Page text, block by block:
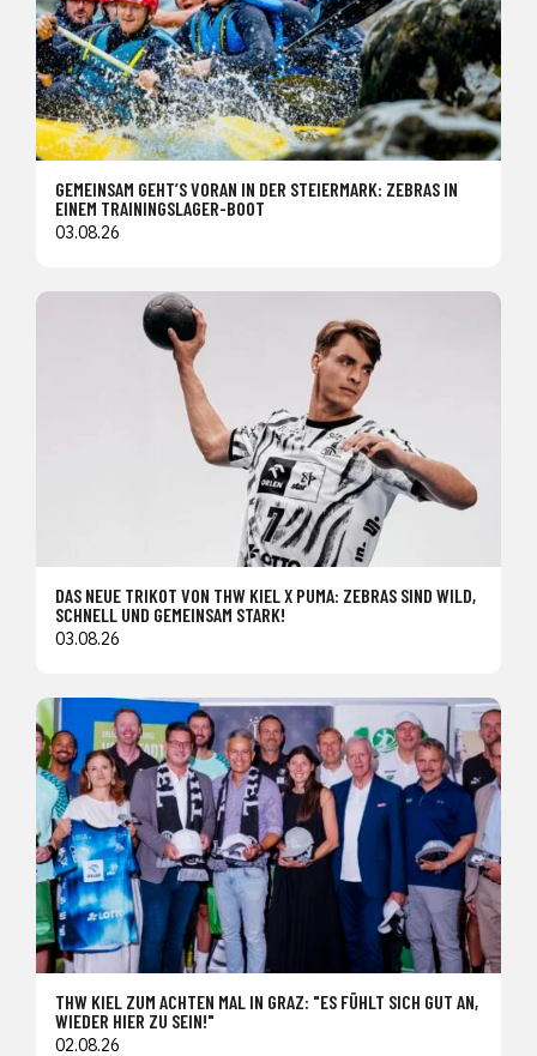
GEMEINSAM GEHT’S VORAN IN DER STEIERMARK: ZEBRAS IN
EINEM TRAININGSLAGER-BOOT
03.08.26
DAS NEUE TRIKOT VON THW KIEL X PUMA: ZEBRAS SIND WILD,
SCHNELL UND GEMEINSAM STARK!
03.08.26
THW KIEL ZUM ACHTEN MAL IN GRAZ: "ES FÜHLT SICH GUT AN,
WIEDER HIER ZU SEIN!"
02.08.26